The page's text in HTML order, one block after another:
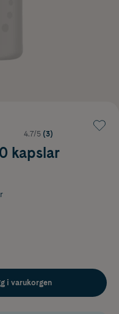
4.7/5 (3)
kapslar
i varukorgen